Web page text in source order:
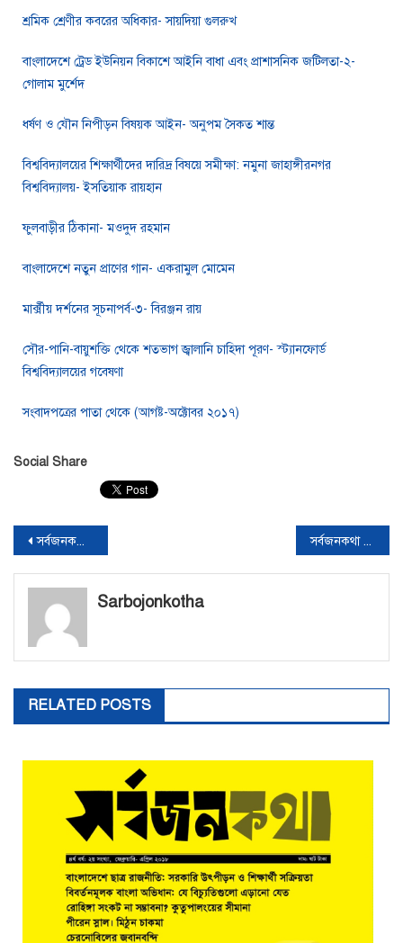
শ্রমিক শ্রেণীর কবরের অধিকার- সায়দিয়া গুলরুখ
বাংলাদেশে ট্রেড ইউনিয়ন বিকাশে আইনি বাধা এবং প্রাশাসনিক জটিলতা-২-
গোলাম মুর্শেদ
ধর্ষণ ও যৌন নিপীড়ন বিষয়ক আইন- অনুপম সৈকত শান্ত
বিশ্ববিদ্যালয়ের শিক্ষার্থীদের দারিদ্র বিষয়ে সমীক্ষা: নমুনা জাহাঙ্গীরনগর
বিশ্ববিদ্যালয়- ইসতিয়াক রায়হান
ফুলবাড়ীর ঠিকানা- মওদুদ রহমান
বাংলাদেশে নতুন প্রাণের গান- একরামুল মোমেন
মার্ক্সীয় দর্শনের সূচনাপর্ব-৩- বিরঞ্জন রায়
সৌর-পানি-বায়ুশক্তি থেকে শতভাগ জ্বালানি চাহিদা পূরণ- স্ট্যানফোর্ড
বিশ্ববিদ্যালয়ের গবেষণা
সংবাদপত্রের পাতা থেকে (আগষ্ট-অক্টোবর ২০১৭)
Social Share
সর্বজনকথা ৩য় বর্ষ: ৪র্থ সংখ্যা( আগষ্ট-অক্টোবর ২০১৭) সর্বজনকথা ৪র্থ বর্ষ: ২য় সংখ্যা( ফেব্রুয়ারি- এপ্রিল ২০১৮)
Sarbojonkotha
RELATED POSTS